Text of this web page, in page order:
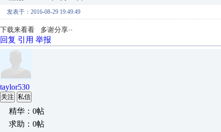
发表于：2016-08-29 19:49:49
下载来看看 多谢分享··
回复 引用 举报
taylor530
关注 私信
精华：0帖
求助：0帖